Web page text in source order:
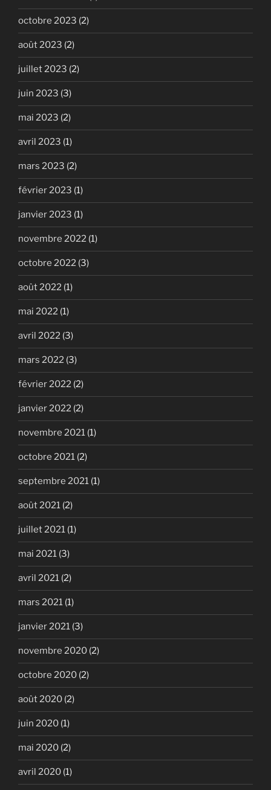
octobre 2023 (2)
août 2023 (2)
juillet 2023 (2)
juin 2023 (3)
mai 2023 (2)
avril 2023 (1)
mars 2023 (2)
février 2023 (1)
janvier 2023 (1)
novembre 2022 (1)
octobre 2022 (3)
août 2022 (1)
mai 2022 (1)
avril 2022 (3)
mars 2022 (3)
février 2022 (2)
janvier 2022 (2)
novembre 2021 (1)
octobre 2021 (2)
septembre 2021 (1)
août 2021 (2)
juillet 2021 (1)
mai 2021 (3)
avril 2021 (2)
mars 2021 (1)
janvier 2021 (3)
novembre 2020 (2)
octobre 2020 (2)
août 2020 (2)
juin 2020 (1)
mai 2020 (2)
avril 2020 (1)